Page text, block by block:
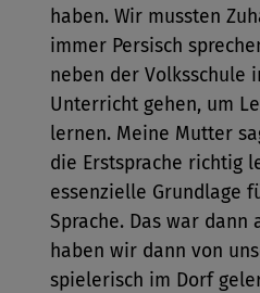
haben. Wir mussten
immer Persisch
neben der Volksschule
Unterricht gehen, um
lernen. Meine Mutter
die Erstsprache richtig
essenzielle Grundlage
Sprache. Das war dann
haben wir dann von
spielerisch im Dorf